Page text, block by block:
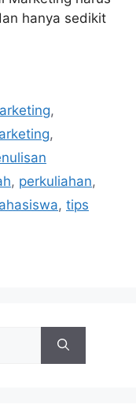
hanya sedikit
,
,
, perkuliahan,
, tips